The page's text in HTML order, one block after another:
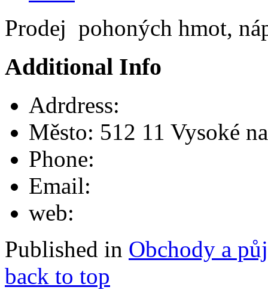
Prodej pohoných hmot,
Additional Info
Adrdress:
Město: 512 11 Vysoké
Phone:
Email:
web:
Published in Obchody a
back to top